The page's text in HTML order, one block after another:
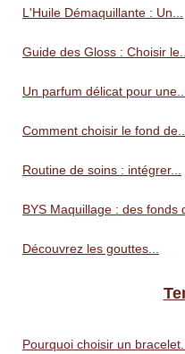
L'Huile Démaquillante : Un...
Guide des Gloss : Choisir le...
Un parfum délicat pour une...
Comment choisir le fond de...
Routine de soins : intégrer...
BYS Maquillage : des fonds
Découvrez les gouttes...
Pourquoi choisir un bracelet...